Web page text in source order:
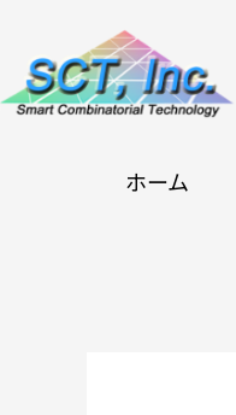
を
ス
ホーム